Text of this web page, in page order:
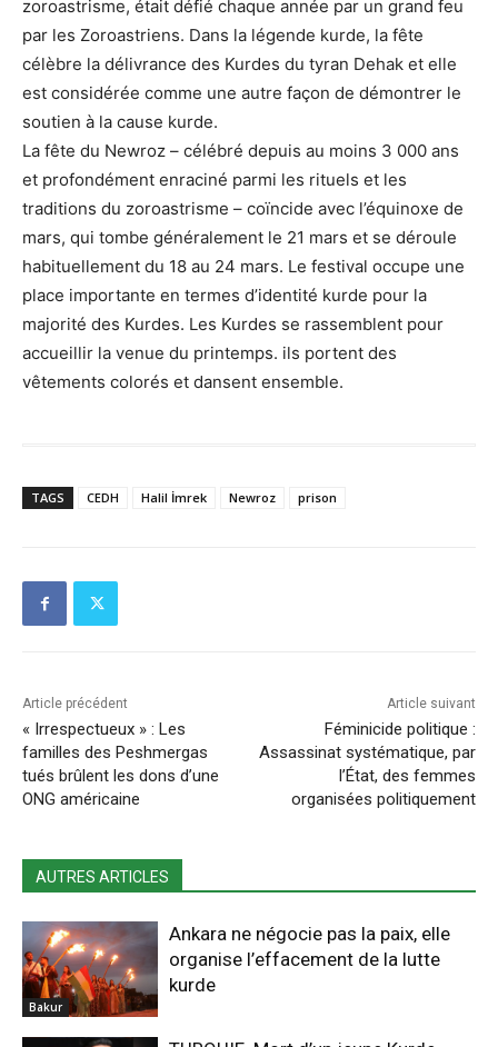
zoroastrisme, était défié chaque année par un grand feu
par les Zoroastriens. Dans la légende kurde, la fête
célèbre la délivrance des Kurdes du tyran Dehak et elle
est considérée comme une autre façon de démontrer le
soutien à la cause kurde.
La fête du Newroz – célébré depuis au moins 3 000 ans
et profondément enraciné parmi les rituels et les
traditions du zoroastrisme – coïncide avec l’équinoxe de
mars, qui tombe généralement le 21 mars et se déroule
habituellement du 18 au 24 mars. Le festival occupe une
place importante en termes d’identité kurde pour la
majorité des Kurdes. Les Kurdes se rassemblent pour
accueillir la venue du printemps. ils portent des
vêtements colorés et dansent ensemble.
TAGS CEDH Halil İmrek Newroz prison
Article précédent
« Irrespectueux » : Les
familles des Peshmergas
tués brûlent les dons d’une
ONG américaine
Article suivant
Féminicide politique :
Assassinat systématique, par
l’État, des femmes
organisées politiquement
AUTRES ARTICLES
Bakur
Ankara ne négocie pas la paix, elle
organise l’effacement de la lutte
kurde